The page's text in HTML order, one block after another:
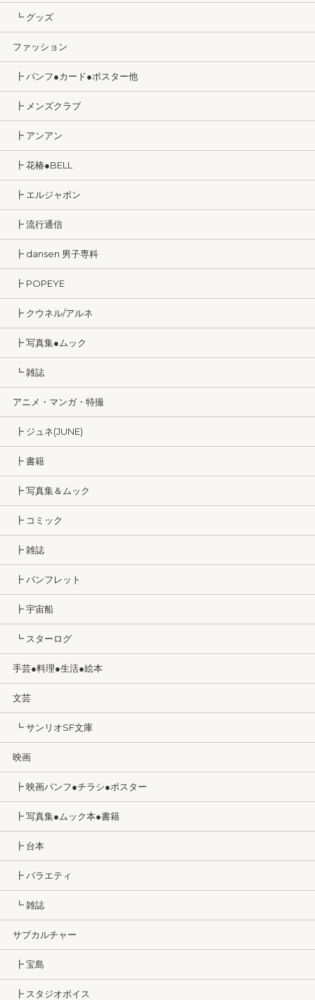
┗ グッズ
ファッション
┣ パンフ●カード●ポスター他
┣ メンズクラブ
┣ アンアン
┣ 花椿●BELL
┣ エルジャポン
┣ 流行通信
┣ dansen 男子専科
┣ POPEYE
┣ クウネル/アルネ
┣ 写真集●ムック
┗ 雑誌
アニメ・マンガ・特撮
┣ ジュネ(JUNE)
┣ 書籍
┣ 写真集＆ムック
┣ コミック
┣ 雑誌
┣ パンフレット
┣ 宇宙船
┗ スターログ
手芸●料理●生活●絵本
文芸
┗ サンリオSF文庫
映画
┣ 映画パンフ●チラシ●ポスター
┣ 写真集●ムック本●書籍
┣ 台本
┣ バラエティ
┗ 雑誌
サブカルチャー
┣ 宝島
┣ スタジオボイス